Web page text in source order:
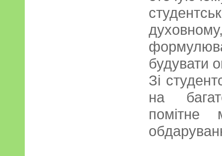
будувати
Зі
на
помітне